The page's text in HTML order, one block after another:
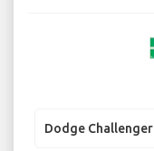
Dodge Challenger